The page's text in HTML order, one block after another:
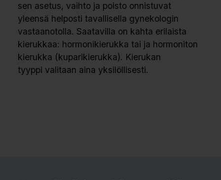
sen asetus, vaihto ja poisto onnistuvat
yleensä helposti tavallisella gynekologin
vastaanotolla. Saatavilla on kahta erilaista
kierukkaa: hormonikierukka tai ja hormoniton
kierukka (kuparikierukka). Kierukan
tyyppi valitaan aina yksilöllisesti.